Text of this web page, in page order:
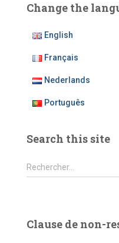
Change the
English
Français
Nederlands
Português
Search this site
R
e
r
Rechercher…
Clause de non-